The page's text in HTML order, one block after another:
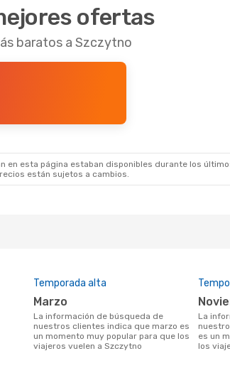
ofertas
baratos a Szczytno
en esta página estaban disponibles durante los
están sujetos a cambios.
Temporada alta
marzo
La información de búsqueda de
nuestros clientes indica que marzo es
un momento muy popular para que los
viajeros vuelen a Szczytno
La información de búsqueda de
es un
los